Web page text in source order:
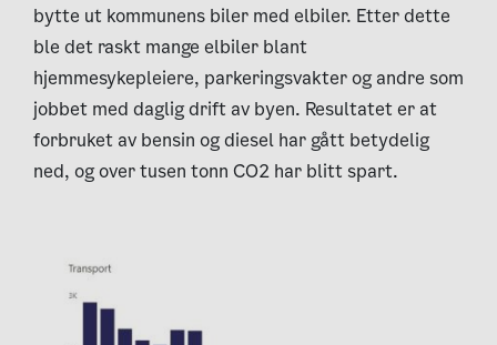
bytte ut kommunens biler med elbiler. Etter dette
ble det raskt mange elbiler blant
hjemmesykepleiere, parkeringsvakter og andre som
jobbet med daglig drift av byen. Resultatet er at
forbruket av bensin og diesel har gått betydelig
ned, og over tusen tonn CO2 har blitt spart.